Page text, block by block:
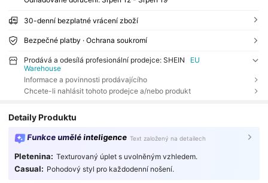
30-denní bezplatné vrácení zboží
Bezpečné platby · Ochrana soukromí
Prodává a odesílá profesionální prodejce: SHEIN
EU
Warehouse
Informace a povinnosti prodávajícího
Chcete-li nahlásit tohoto prodejce a/nebo produkt
Detaily Produktu
Funkce umělé inteligence Text založený na detailech
Pletenina: Texturovaný úplet s uvolněným vzhledem.
Casual: Pohodový styl pro každodenní nošení.